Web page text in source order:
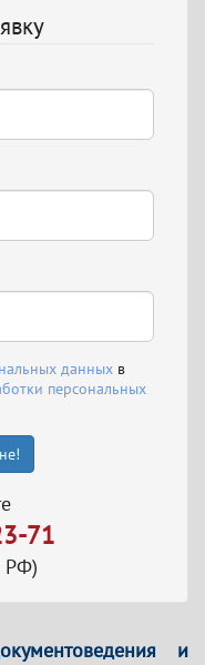
данных в
персональных
71
РФ)
и